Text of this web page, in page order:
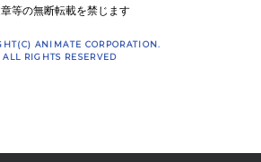
等の無断転載を禁じます
ANIMATE CORPORATION.
ALL RIGHTS RESERVED